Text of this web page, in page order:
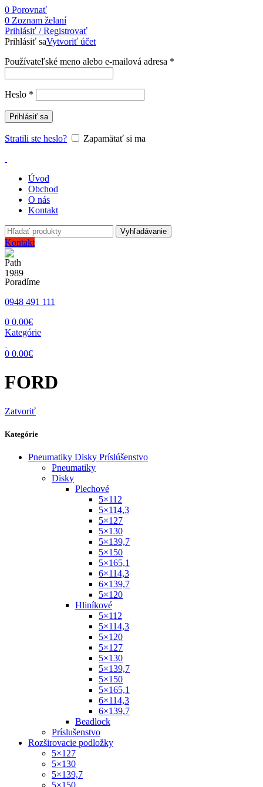
0 Porovnať
0 Zoznam želaní
Prihlásiť / Registrovať
Prihlásiť saVytvoriť účet
Používateľské meno alebo e-mailová adresa *
Heslo *
Prihlásiť sa
Stratili ste heslo? Zapamätať si ma
Úvod
Obchod
O nás
Kontakt
Vyhľadávanie
Kontakt
Poradíme
0948 491 111
0 0.00€
Kategórie
0 0.00€
FORD
Zatvoriť
Kategórie
Pneumatiky Disky Príslúšenstvo
Pneumatiky
Disky
Plechové
5×112
5×114,3
5×127
5×130
5×139,7
5×150
5×165,1
6×114,3
6×139,7
5×120
Hliníkové
5×112
5×114,3
5×120
5×127
5×130
5×139,7
5×150
5×165,1
6×114,3
6×139,7
Beadlock
Príslušenstvo
Rozširovacie podložky
5×127
5×130
5×139,7